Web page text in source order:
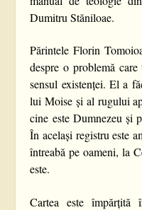
Dumitru Stăniloae.
Părintele Florin
despre o problemă
sensul existenței. El a
lui Moise și al rugului
cine este Dumnezeu și
În același registru este
întreabă pe oameni, la
este.
Cartea este